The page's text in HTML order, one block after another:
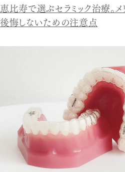
恵比寿で選ぶセラミック治療。メ
後悔しないための注意点